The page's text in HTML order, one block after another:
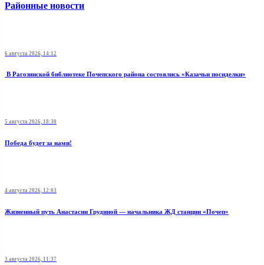
Районные новости
6 августа 2026, 14:12
В Рагозинской библиотеке Почепского района состоялись «Казачьи посиделки»
5 августа 2026, 18:30
Победа будет за нами!
4 августа 2026, 12:03
Жизненный путь Анастасии Грудиной — начальника ЖД станции «Почеп»
3 августа 2026, 11:37